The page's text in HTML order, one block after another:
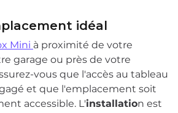
idéal
Mini à proximité de votre
garage ou près de votre
vous que l'accès au tableau
et que l'emplacement soit
accessible. L'installation est